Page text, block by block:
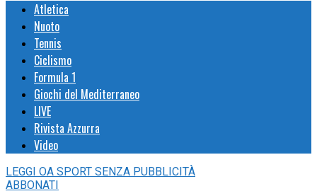
Atletica
Nuoto
Tennis
Ciclismo
Formula 1
Giochi del Mediterraneo
LIVE
Rivista Azzurra
Video
LEGGI OA SPORT SENZA PUBBLICITÀ
ABBONATI